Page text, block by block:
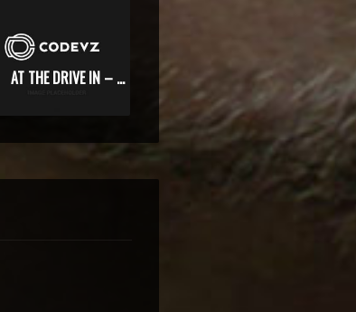
AT THE DRIVE IN – INTERVIEW